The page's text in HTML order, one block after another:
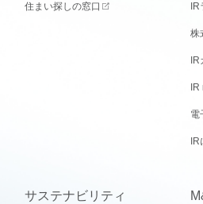
住まい探しの窓口
株
電
サステナビリティ